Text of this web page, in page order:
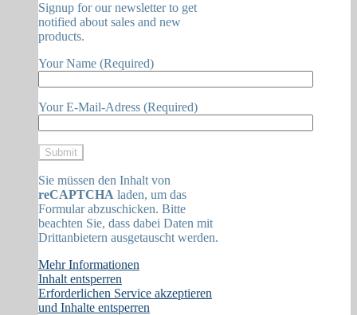
Signup for our newsletter to get
notified about sales and new
products.
Your Name (Required)
Your E-Mail-Adress (Required)
Sie müssen den Inhalt von
reCAPTCHA laden, um das
Formular abzuschicken. Bitte
beachten Sie, dass dabei Daten mit
Drittanbietern ausgetauscht werden.
Mehr Informationen
Inhalt entsperren
Erforderlichen Service akzeptieren
und Inhalte entsperren